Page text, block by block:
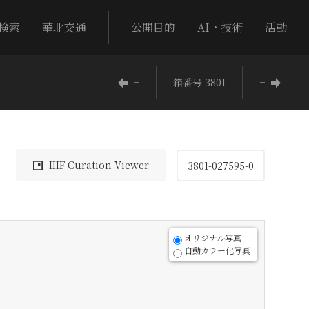
索 華北交通 公開目的 AI・技術 活動
− 箱番号 3801 −
IIIF Curation Viewer 3801-027595-0
オリジナル写真
自動カラー化写真